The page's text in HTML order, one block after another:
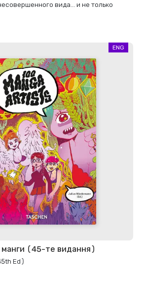
вида… и не только
ENG
манги (45-те видання)
Ed)